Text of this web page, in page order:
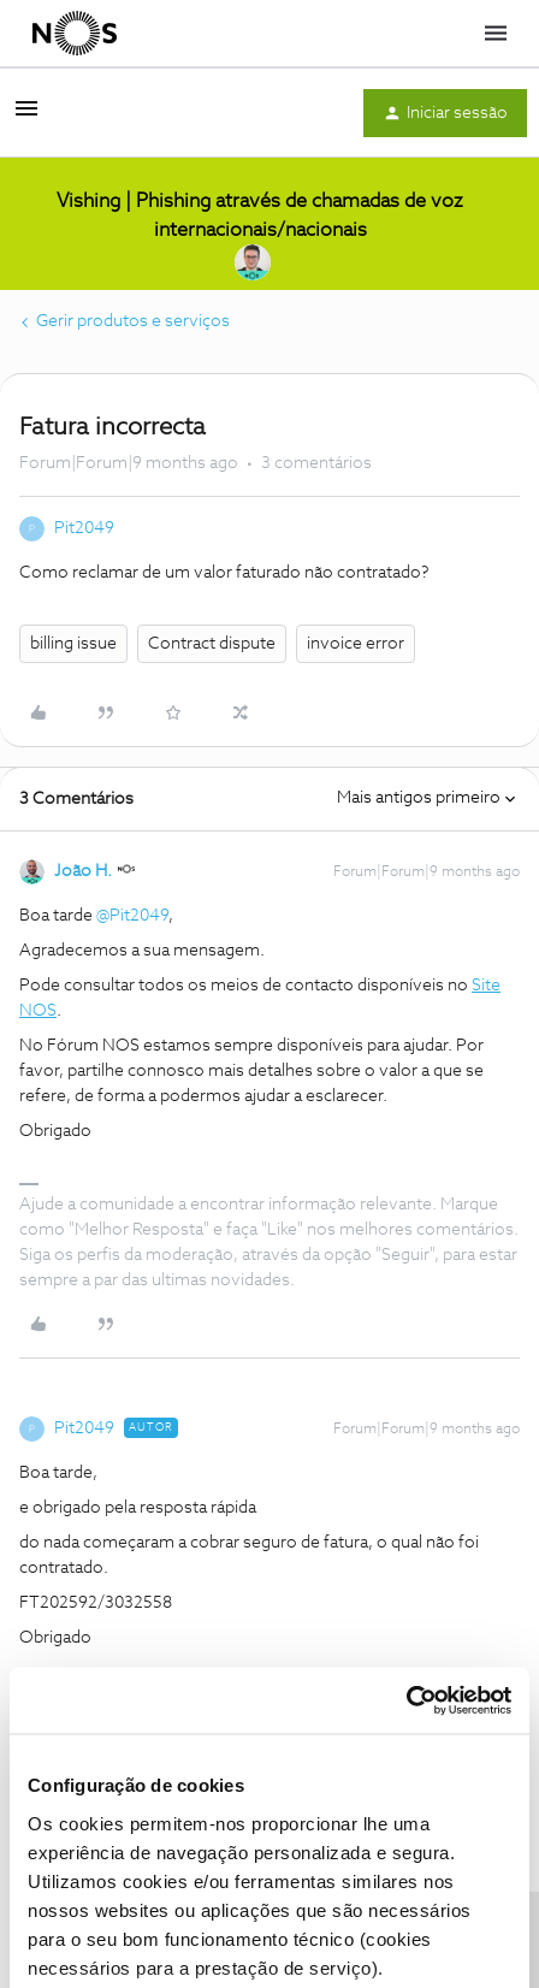
Configuração de cookies
Os cookies permitem-nos proporcionar lhe uma
experiência de navegação personalizada e segura.
Utilizamos cookies e/ou ferramentas similares nos
nossos websites ou aplicações que são necessários
para o seu bom funcionamento técnico (cookies
necessários para a prestação de serviço).
Menu
Iniciar sessão
Vishing | Phishing através de chamadas de voz
internacionais/nacionais
Gerir produtos e serviços
Fatura incorrecta
Forum|Forum|9 months ago 3 comentários
P Pit2049
Como reclamar de um valor faturado não contratado?
billing issue Contract dispute invoice error
3 Comentários Mais antigos primeiro
João H. Forum|Forum|9 months ago
Boa tarde ​ @Pit2049,
Agradecemos a sua mensagem.
Pode consultar todos os meios de contacto disponíveis no Site
NOS.
No Fórum NOS estamos sempre disponíveis para ajudar. Por
favor, partilhe connosco mais detalhes sobre o valor a que se
refere, de forma a podermos ajudar a esclarecer.
Obrigado
Ajude a comunidade a encontrar informação relevante. Marque
como "Melhor Resposta" e faça "Like" nos melhores comentários.
Siga os perfis da moderação, através da opção "Seguir", para estar
sempre a par das ultimas novidades.
P Pit2049 AUTOR Forum|Forum|9 months ago
Boa tarde,
e obrigado pela resposta rápida
do nada começaram a cobrar seguro de fatura, o qual não foi
contratado.
FT202592/3032558
Obrigado
João H.
Agradecemos o seu testemunho. Vamos ajudar.
Envie-nos, por favor, uma mensagem privada para o perfil ​
@Fórum com o seu NIF.
Obrigado